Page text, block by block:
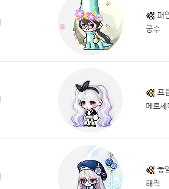
패
궁수
프
메르세
놓
해적